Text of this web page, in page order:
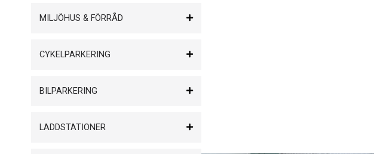
MILJÖHUS & FÖRRÅD
CYKELPARKERING
BILPARKERING
LADDSTATIONER